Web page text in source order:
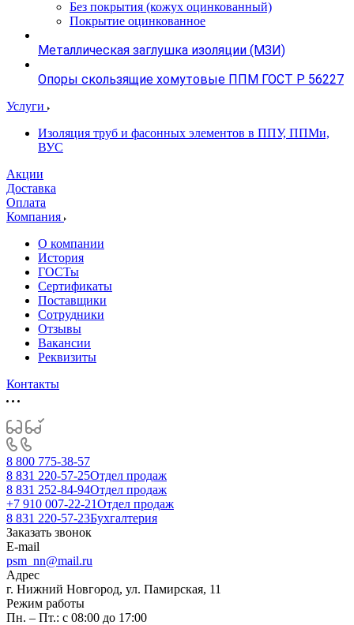
Без покрытия (кожух оцинкованный)
Покрытие оцинкованное
Металлическая заглушка изоляции (МЗИ)
Опоры скользящие хомутовые ППМ ГОСТ Р 56227
Услуги
Изоляция труб и фасонных элементов в ППУ, ППМи,
ВУС
Акции
Доставка
Оплата
Компания
О компании
История
ГОСТы
Сертификаты
Поставщики
Сотрудники
Отзывы
Вакансии
Реквизиты
Контакты
8 800 775-38-57
8 831 220-57-25Отдел продаж
8 831 252-84-94Отдел продаж
+7 910 007-22-21Отдел продаж
8 831 220-57-23Бухгалтерия
Заказать звонок
E-mail
psm_nn@mail.ru
Адрес
г. Нижний Новгород, ул. Памирская, 11
Режим работы
Пн. – Пт.: с 08:00 до 17:00